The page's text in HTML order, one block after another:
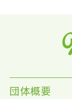
団体概要